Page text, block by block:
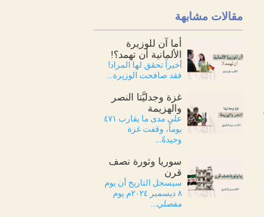
مقالات مشابهة
أما آن للوزيرة
الألمانية أن تهمد؟!
أخيراً تحقق لها المراد!
فقد صافحت الوزيرة...
غزة وجدليَّتا النصر
والهزيمة
على مدى ما يقارب ٤٧١
يوماً، وقفت غزة
وحيدةً...
سوريا وثورة نصف
قرن
سيسجل التاريخ أن يوم
٨ ديسمبر ٢٠٢٤م يوم
مفصلي...